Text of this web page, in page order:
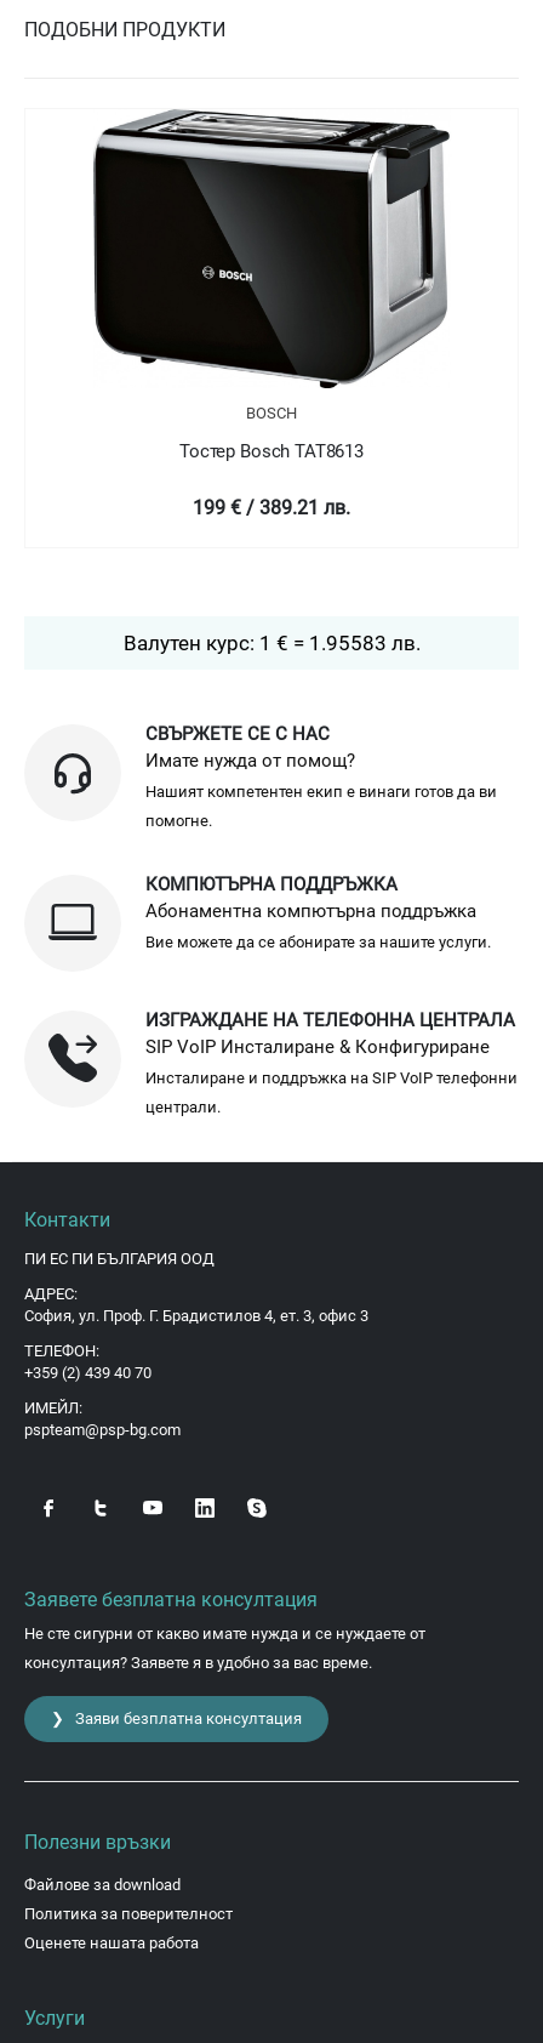
ПОДОБНИ ПРОДУКТИ
BOSCH
Тостер Bosch TAT8612
229 € / 447.89 лв.
Валутен курс: 1 € = 1.95583 лв.
СВЪРЖЕТЕ СЕ С НАС
Имате нужда от помощ?
Нашият компетентен екип е винаги готов да ви
помогне.
КОМПЮТЪРНА ПОДДРЪЖКА
Абонаментна компютърна поддръжка
Вие можете да се абонирате за нашите услуги.
ИЗГРАЖДАНЕ НА ТЕЛЕФОННА ЦЕНТРАЛА
SIP VoIP Инсталиране & Конфигуриране
Инсталиране и поддръжка на SIP VoIP телефонни
централи.
Контакти
ПИ ЕС ПИ БЪЛГАРИЯ ООД
АДРЕС:
София, ул. Проф. Г. Брадистилов 4, ет. 3, офис 3
ТЕЛЕФОН:
+359 (2) 439 40 70
ИМЕЙЛ:
pspteam@psp-bg.com
Заявете безплатна консултация
Не сте сигурни от какво имате нужда и се нуждаете от
консултация? Заявете я в удобно за вас време.
❯ Заяви безплатна консултация
Полезни връзки
Файлове за download
Политика за поверителност
Оценете нашата работа
Услуги